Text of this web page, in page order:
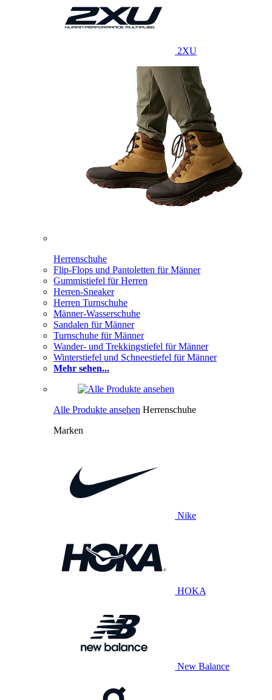
2XU
Herrenschuhe
Flip-Flops und Pantoletten für Männer
Gummistiefel für Herren
Herren-Sneaker
Herren Turnschuhe
Männer-Wasserschuhe
Sandalen für Männer
Turnschuhe für Männer
Wander- und Trekkingstiefel für Männer
Winterstiefel und Schneestiefel für Männer
Mehr sehen...
Alle Produkte ansehen Herrenschuhe
Marken
Nike
HOKA
New Balance